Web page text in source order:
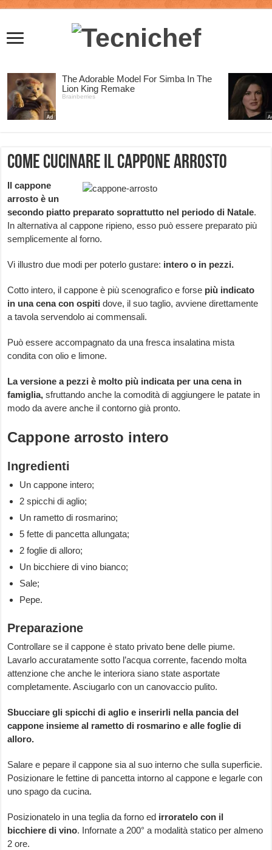
Come cucinare il Cappone Arrosto
Il cappone
arrosto è un
secondo piatto preparato soprattutto nel periodo di Natale.
In alternativa al cappone ripieno, esso può essere preparato più
semplicemente al forno.
Vi illustro due modi per poterlo gustare: intero o in pezzi.
Cotto intero, il cappone è più scenografico e forse più indicato
in una cena con ospiti dove, il suo taglio, avviene direttamente
a tavola servendolo ai commensali.
Può essere accompagnato da una fresca insalatina mista
condita con olio e limone.
La versione a pezzi è molto più indicata per una cena in
famiglia, sfruttando anche la comodità di aggiungere le patate in
modo da avere anche il contorno già pronto.
Cappone arrosto intero
Ingredienti
Un cappone intero;
2 spicchi di aglio;
Un rametto di rosmarino;
5 fette di pancetta allungata;
2 foglie di alloro;
Un bicchiere di vino bianco;
Sale;
Pepe.
Preparazione
Controllare se il cappone è stato privato bene delle piume.
Lavarlo accuratamente sotto l’acqua corrente, facendo molta
attenzione che anche le interiora siano state asportate
completamente. Asciugarlo con un canovaccio pulito.
Sbucciare gli spicchi di aglio e inserirli nella pancia del
cappone insieme al rametto di rosmarino e alle foglie di
alloro.
Salare e pepare il cappone sia al suo interno che sulla superficie.
Posizionare le fettine di pancetta intorno al cappone e legarle con
uno spago da cucina.
Posizionatelo in una teglia da forno ed irroratelo con il
bicchiere di vino. Infornate a 200° a modalità statico per almeno
2 ore.